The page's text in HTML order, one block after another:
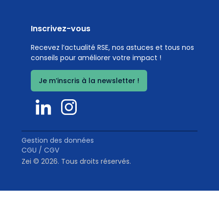
Environnemental
Détails
Inscrivez-vous
Recevez l’actualité RSE, nos astuces et tous nos
conseils pour améliorer votre impact !
Je m’inscris à la newsletter !
Gestion des données
CGU / CGV
Zei © 2026. Tous droits réservés.